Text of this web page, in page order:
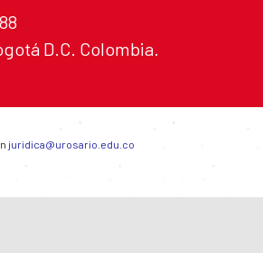
D.C. Colombia.
juridica@urosario.edu.co